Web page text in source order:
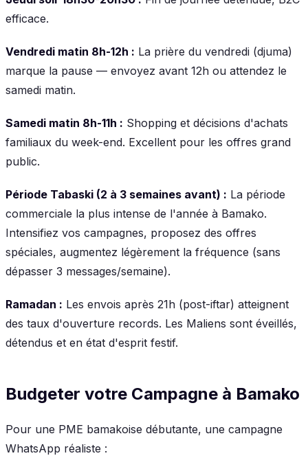
efficace.
Vendredi matin 8h-12h : La prière du vendredi (djuma)
marque la pause — envoyez avant 12h ou attendez le
samedi matin.
Samedi matin 8h-11h : Shopping et décisions d'achats
familiaux du week-end. Excellent pour les offres grand
public.
Période Tabaski (2 à 3 semaines avant) : La période
commerciale la plus intense de l'année à Bamako.
Intensifiez vos campagnes, proposez des offres
spéciales, augmentez légèrement la fréquence (sans
dépasser 3 messages/semaine).
Ramadan : Les envois après 21h (post-iftar) atteignent
des taux d'ouverture records. Les Maliens sont éveillés,
détendus et en état d'esprit festif.
Budgeter votre Campagne à Bamako
Pour une PME bamakoise débutante, une campagne
WhatsApp réaliste :